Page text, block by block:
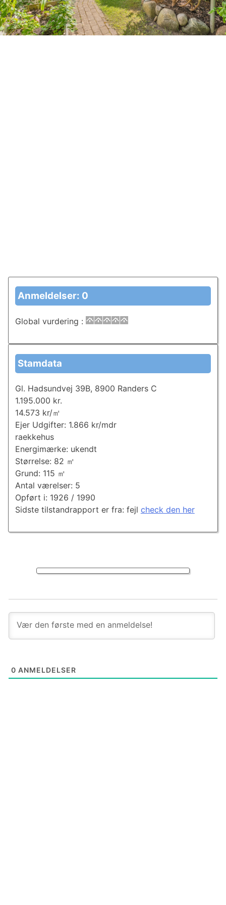
0 ANMELDELSER
Anmeldelser: 0
Global vurdering :
Stamdata
Gl. Hadsundvej 39B, 8900 Randers C
1.195.000 kr.
14.573 kr/㎡
Ejer Udgifter: 1.866 kr/mdr
raekkehus
Energimærke: ukendt
Størrelse: 82 ㎡
Grund: 115 ㎡
Antal værelser: 5
Opført i: 1926 / 1990
Sidste tilstandrapport er fra: fejl check den her